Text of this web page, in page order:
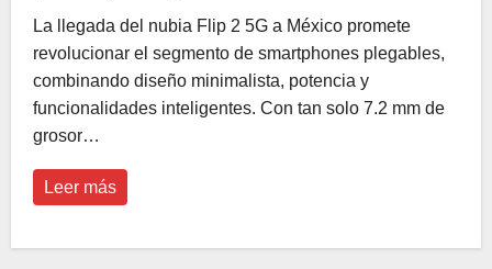
La llegada del nubia Flip 2 5G a México promete
revolucionar el segmento de smartphones plegables,
combinando diseño minimalista, potencia y
funcionalidades inteligentes. Con tan solo 7.2 mm de
grosor…
Leer más